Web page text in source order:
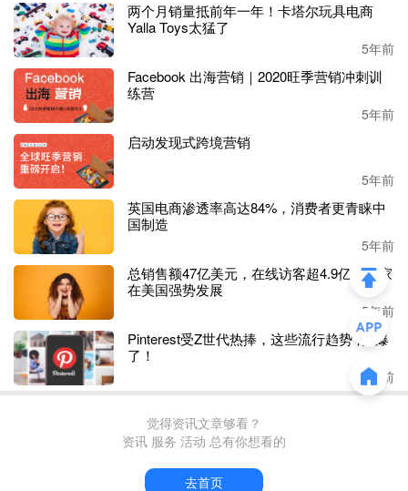
想要进群交流的卖家，欢迎添加小编微信
_，拉你进独立站卖家交流群！
两个月销量抵前年一年！卡塔尔玩具电商
Yalla Toys太猛了
5年前
Facebook 出海营销｜2020旺季营销冲刺训
练营
5年前
启动发现式跨境营销
5年前
英国电商渗透率高达84%，消费者更青睐中
国制造
5年前
总销售额47亿美元，在线访客超4.9亿，宜家
在美国强势发展
5年前
Pinterest受Z世代热捧，这些流行趋势“潮”爆
了！
5年前
觉得资讯文章够看？
资讯 服务 活动 总有你想看的
去首页